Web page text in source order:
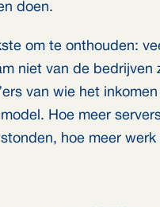
doen.
om te onthouden:
niet van de bedrijven
van wie het
Hoe meer
hoe meer werk